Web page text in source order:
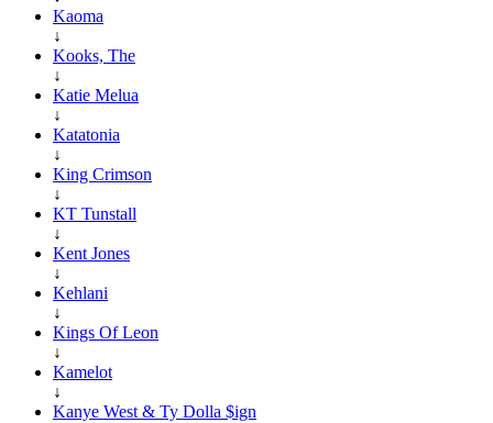
Kaoma
↓
Kooks, The
↓
Katie Melua
↓
Katatonia
↓
King Crimson
↓
KT Tunstall
↓
Kent Jones
↓
Kehlani
↓
Kings Of Leon
↓
Kamelot
↓
Kanye West & Ty Dolla $ign